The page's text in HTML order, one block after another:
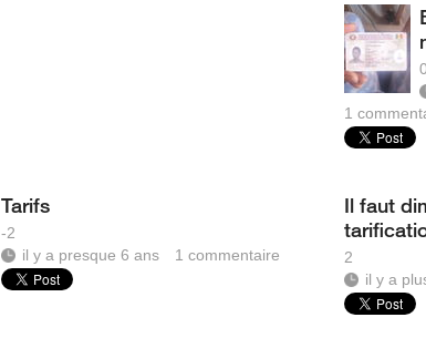
0
1
Tarifs
-2
il y a presque 6 ans
1commentaire
Il faut
2
il y a